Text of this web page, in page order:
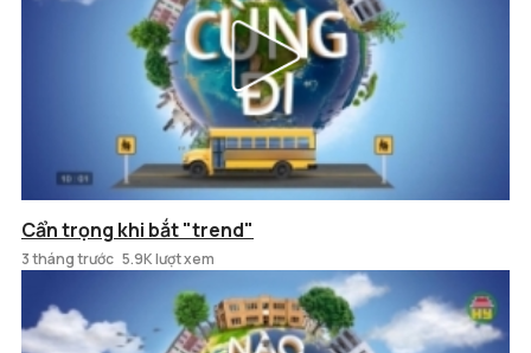
Cẩn trọng khi bắt "trend"
3 tháng trước 5.9K lượt xem